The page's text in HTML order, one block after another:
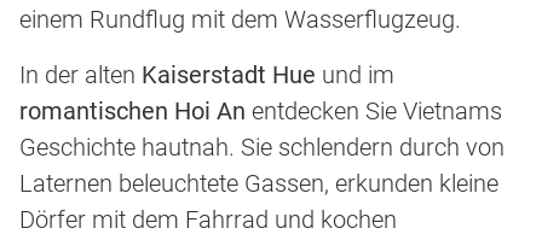
einem Rundflug mit dem Wasserflugzeug.
In der alten Kaiserstadt Hue und im
romantischen Hoi An entdecken Sie Vietnams
Geschichte hautnah. Sie schlendern durch von
Laternen beleuchtete Gassen, erkunden kleine
Dörfer mit dem Fahrrad und kochen